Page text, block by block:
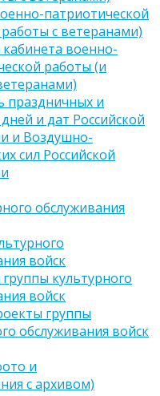
патриотической
с ветеранами)
военно-
работы (и
праздничных и
и дат Российской
и Воздушно-
сил Российской
обслуживания
войск
культурного
войск
группы
обслуживания войск
и
с архивом)